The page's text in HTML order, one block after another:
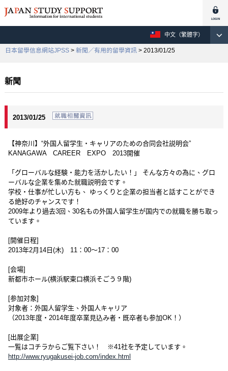
中文（繁體字）
日本留學信息網站JPSS > 新聞／有用的留學資訊 > 2013/01/25
新聞
2013/01/25
【神奈川】“外国人留学生・キャリアのための合同会社説明会”
KANAGAWA CAREER EXPO 2013開催
「グローバルな経験・能力を活かしたい！」 そんな方々の為に、グロ
ーバルな企業を集めた就職説明会です。
学校・仕事が忙しい方も、 ゆっくりと企業の担当者と話すことができ
る絶好のチャンスです！
2009年より過去3回、30名もの外国人留学生が国内での就職を勝ち取っ
ています。
[開催日程]
2013年2月14日(木) 11：00～17：00
[会場]
新都市ホール(横浜駅東口横浜そごう９階)
[参加対象]
対象者：外国人留学生、外国人キャリア
（2013年度・2014年度卒業見込み者・既卒者も参加OK！）
[出展企業]
一覧はコチラからご覧下さい！ ※41社を予定しています。
http://www.ryugakusei-job.com/index.html